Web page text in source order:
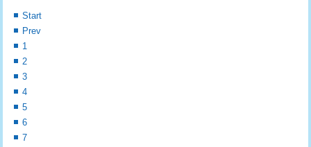
Start
Prev
1
2
3
4
5
6
7